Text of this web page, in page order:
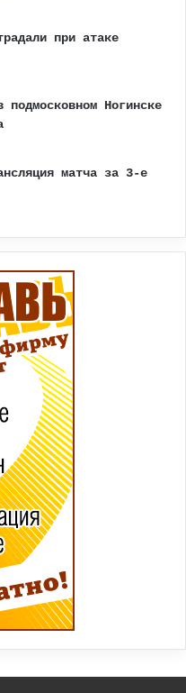
при атаке
Ногинске
матча за 3-е